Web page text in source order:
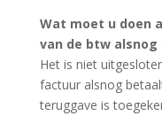
Wat moet u doen
van de btw alsnog
Het is niet
factuur alsnog
teruggave is